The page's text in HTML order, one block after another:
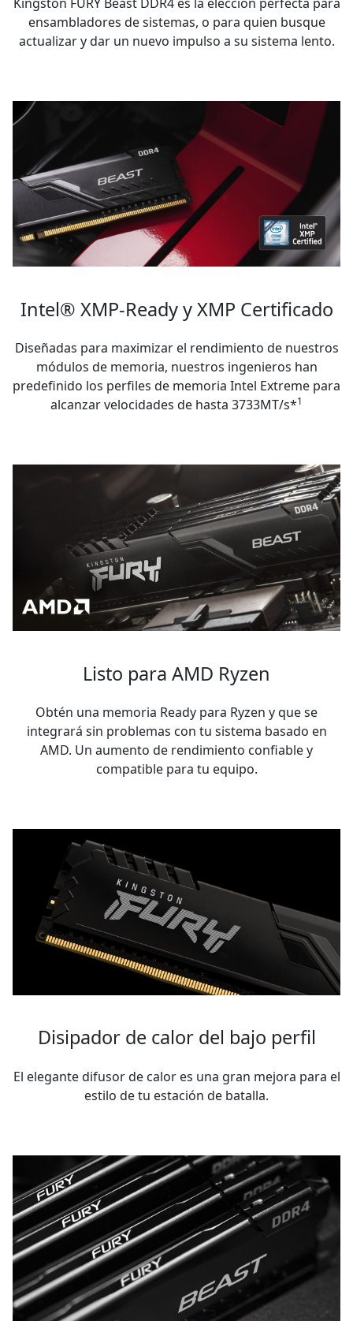
ensambladores de sistemas, o para quien busque
actualizar y dar un nuevo impulso a su sistema lento.
Intel® XMP-Ready y XMP Certificado
Diseñadas para maximizar el rendimiento de nuestros
módulos de memoria, nuestros ingenieros han
predefinido los perfiles de memoria Intel Extreme para
alcanzar velocidades de hasta 3733MT/s*1
Listo para AMD Ryzen
Obtén una memoria Ready para Ryzen y que se
integrará sin problemas con tu sistema basado en
AMD. Un aumento de rendimiento confiable y
compatible para tu equipo.
Disipador de calor del bajo perfil
El elegante difusor de calor es una gran mejora para el
estilo de tu estación de batalla.